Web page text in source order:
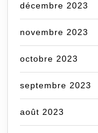
décembre 2023
novembre 2023
octobre 2023
septembre 2023
août 2023